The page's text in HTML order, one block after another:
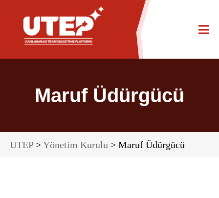
Maruf Üdürgücü
UTEP>Yönetim Kurulu > Maruf Üdürgücü